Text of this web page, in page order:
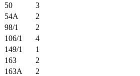
50
3
54А
2
98/1
2
106/1
4
149/1
1
163
2
163А
2